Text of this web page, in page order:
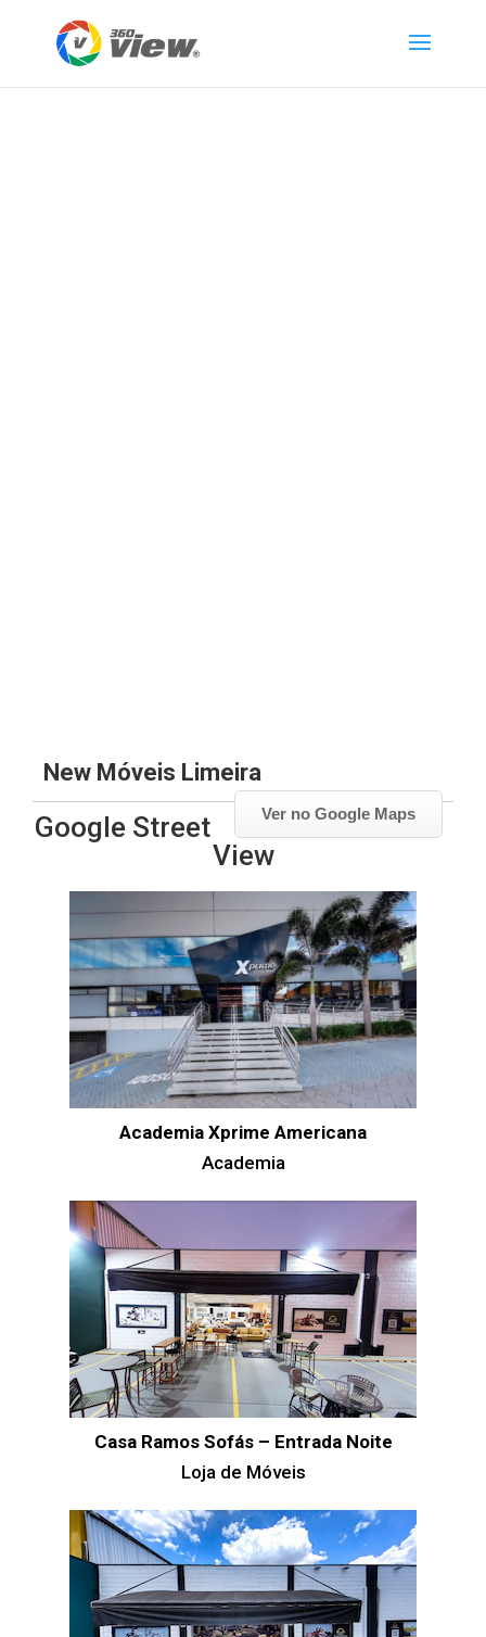
New Móveis Limeira
Ver no Google Maps
Google Street
View
Academia Xprime Americana
Academia
Casa Ramos Sofás – Entrada Noite
Loja de Móveis